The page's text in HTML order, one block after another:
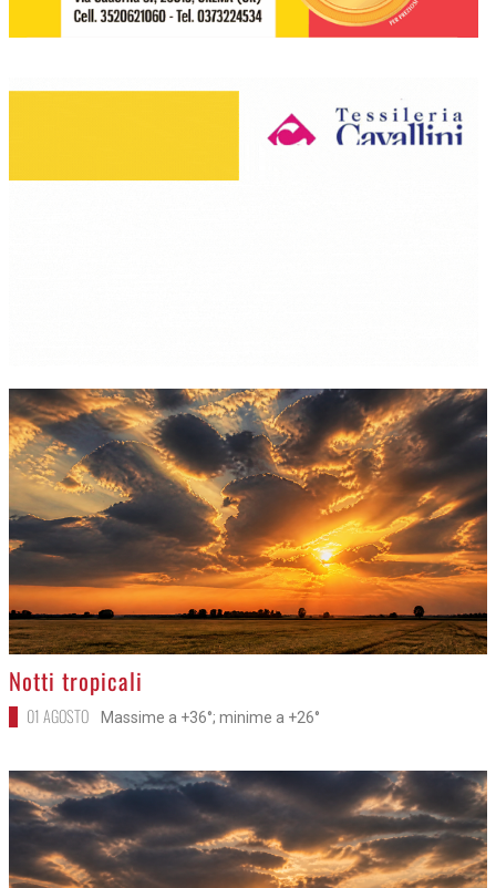
>
Notti tropicali
01 AGOSTO Massime a +36°; minime a +26°